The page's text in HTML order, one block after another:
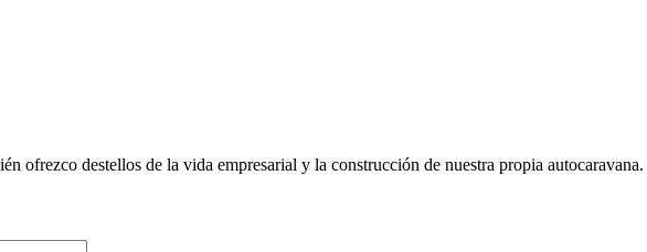
ofrezco destellos de la vida empresarial y la construcción de nuestra propia